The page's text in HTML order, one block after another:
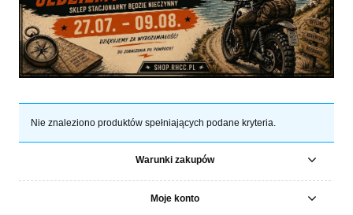
Nie znaleziono produktów spełniających podane kryteria.
Warunki zakupów
Moje konto